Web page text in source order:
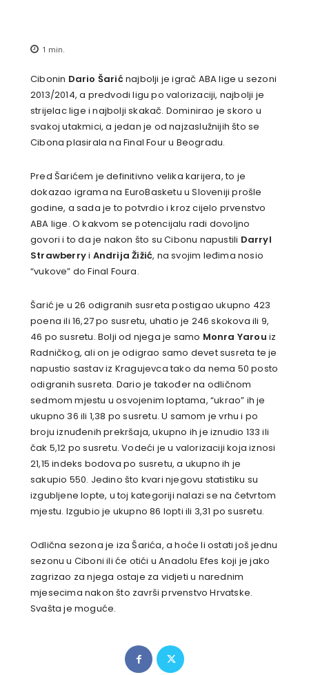
1 min.
Cibonin Dario Šarićnajbolji je igrač ABA lige u sezoni
2013/2014, a predvodi ligu po valorizaciji, najbolji je
strijelac lige i najbolji skakač. Dominirao je skoro u
svakoj utakmici, a jedan je od najzaslužnijih što se
Cibona plasirala na Final Four u Beogradu.
Pred Šarićem je definitivno velika karijera, to je
dokazao igrama na EuroBasketu u Sloveniji prošle
godine, a sada je to potvrdio i kroz cijelo prvenstvo
ABA lige. O kakvom se potencijalu radi dovoljno
govori i to da je nakon što su Cibonu napustili Darryl
Strawberryi Andrija Žižić, na svojim leđima nosio
“vukove” do Final Foura.
Šarić je u 26 odigranih susreta postigao ukupno 423
poena ili 16,27 po susretu, uhatio je 246 skokova ili 9,
46 po susretu. Bolji od njega je samo Monra Yarou iz
Radničkog, ali on je odigrao samo devet susreta te je
napustio sastav iz Kragujevca tako da nema 50 posto
odigranih susreta. Dario je također na odličnom
sedmom mjestu u osvojenim loptama, “ukrao” ih je
ukupno 36 ili 1,38 po susretu. U samom je vrhu i po
broju iznuđenih prekršaja, ukupno ih je iznudio 133 ili
čak 5,12 po susretu. Vodeći je u valorizaciji koja iznosi
21,15 indeks bodova po susretu, a ukupno ih je
sakupio 550. Jedino što kvari njegovu statistiku su
izgubljene lopte, u toj kategoriji nalazi se na četvrtom
mjestu. Izgubio je ukupno 86 lopti ili 3,31 po susretu.
Odlična sezona je iza Šarića, a hoće li ostati još jednu
sezonu u Ciboni ili će otići u Anadolu Efes koji je jako
zagrizao za njega ostaje za vidjeti u narednim
mjesecima nakon što završi prvenstvo Hrvatske.
Svašta je moguće.